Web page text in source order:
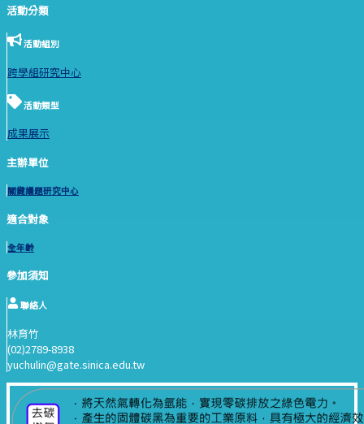
活動分類
活動組別
跨學組研究中心
活動類型
成果展示
主辦單位
關鍵議題研究中心
適合對象
全年齡
參加須知
聯絡人
林育竹
(02)2789-8938
yuchulin@gate.sinica.edu.tw